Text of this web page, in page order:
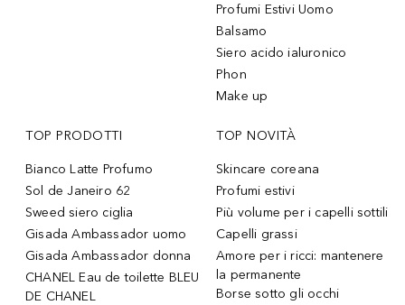
Profumi Estivi Uomo
Balsamo
Siero acido ialuronico
Phon
Make up
TOP PRODOTTI
Bianco Latte Profumo
Sol de Janeiro 62
Sweed siero ciglia
Gisada Ambassador uomo
Gisada Ambassador donna
CHANEL Eau de toilette BLEU
DE CHANEL
TOP NOVITÀ
Skincare coreana
Profumi estivi
Più volume per i capelli sottili
Capelli grassi
Amore per i ricci: mantenere
la permanente
Borse sotto gli occhi